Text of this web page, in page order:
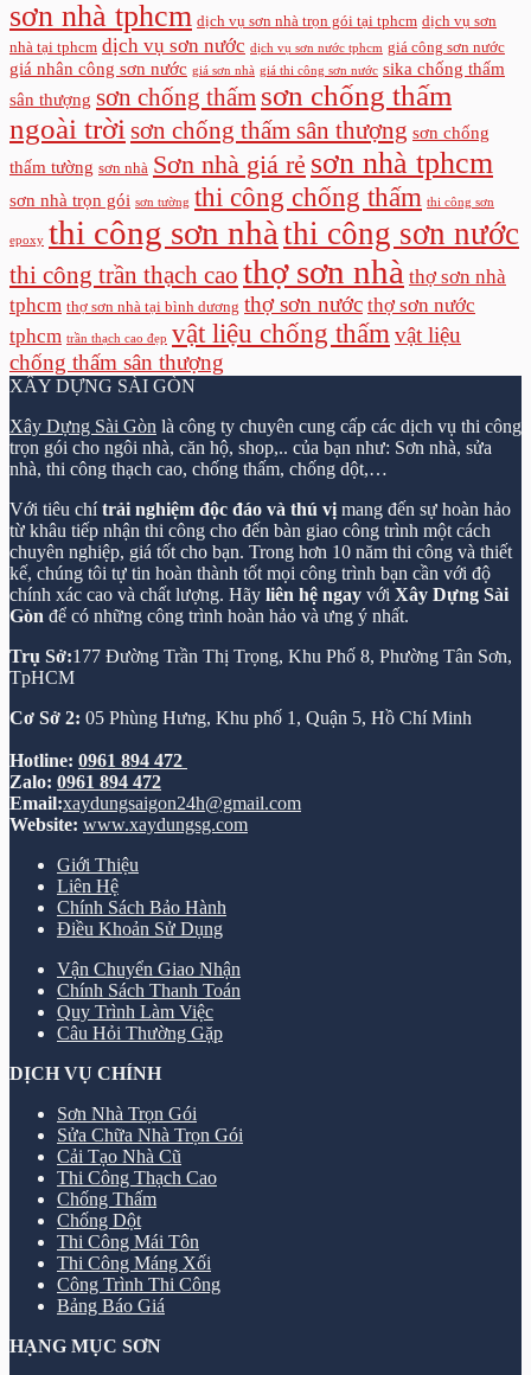
sơn nhà tphcm dịch vụ sơn nhà trọn gói tại tphcm dịch vụ sơn
nhà tại tphcm dịch vụ sơn nước dịch vụ sơn nước tphcm giá công sơn nước
giá nhân công sơn nước giá sơn nhà giá thi công sơn nước sika chống thấm
sân thượng sơn chống thấm sơn chống thấm
ngoài trời sơn chống thấm sân thượng sơn chống
thấm tường sơn nhà Sơn nhà giá rẻ sơn nhà tphcm
sơn nhà trọn gói sơn tường thi công chống thấm thi công sơn
epoxy thi công sơn nhà thi công sơn nước
thi công trần thạch cao thợ sơn nhà thợ sơn nhà
tphcm thợ sơn nhà tại bình dương thợ sơn nước thợ sơn nước
tphcm trần thạch cao đẹp vật liệu chống thấm vật liệu
chống thấm sân thượng
XÂY DỰNG SÀI GÒN
Xây Dựng Sài Gòn là công ty chuyên cung cấp các dịch vụ thi công
trọn gói cho ngôi nhà, căn hộ, shop,.. của bạn như: Sơn nhà, sửa
nhà, thi công thạch cao, chống thấm, chống dột,…
Với tiêu chítrải nghiệm độc đáo và thú vị mang đến sự hoàn hảo
từ khâu tiếp nhận thi công cho đến bàn giao công trình một cách
chuyên nghiệp, giá tốt cho bạn. Trong hơn 10 năm thi công và thiết
kế, chúng tôi tự tin hoàn thành tốt mọi công trình bạn cần với độ
chính xác cao và chất lượng. Hãy liên hệ ngay với Xây Dựng Sài
Gòn để có những công trình hoàn hảo và ưng ý nhất.
Trụ Sở:177 Đường Trần Thị Trọng, Khu Phố 8, Phường Tân Sơn,
TpHCM
Cơ Sở 2: 05 Phùng Hưng, Khu phố 1, Quận 5, Hồ Chí Minh
Hotline: 0961 894 472
Zalo: 0961 894 472
Email:xaydungsaigon24h@gmail.com
Website: www.xaydungsg.com
Giới Thiệu
Liên Hệ
Chính Sách Bảo Hành
Điều Khoản Sử Dụng
Vận Chuyển Giao Nhận
Chính Sách Thanh Toán
Quy Trình Làm Việc
Câu Hỏi Thường Gặp
DỊCH VỤ CHÍNH
Sơn Nhà Trọn Gói
Sửa Chữa Nhà Trọn Gói
Cải Tạo Nhà Cũ
Thi Công Thạch Cao
Chống Thấm
Chống Dột
Thi Công Mái Tôn
Thi Công Máng Xối
Công Trình Thi Công
Bảng Báo Giá
HẠNG MỤC SƠN